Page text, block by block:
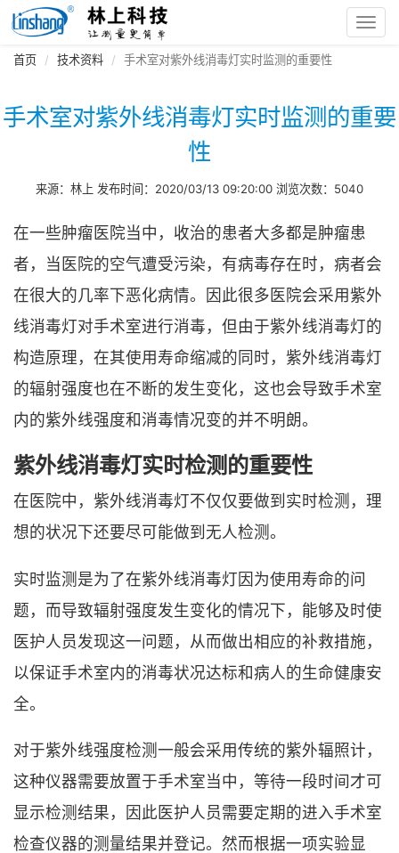
首页 技术资料 手术室对紫外线消毒灯实时监测的重要性
手术室对紫外线消毒灯实时监测的重要
性
来源：林上 发布时间：2020/03/13 09:20:00 浏览次数：5040
在一些肿瘤医院当中，收治的患者大多都是肿瘤患
者，当医院的空气遭受污染，有病毒存在时，病者会
在很大的几率下恶化病情。因此很多医院会采用紫外
线消毒灯对手术室进行消毒，但由于紫外线消毒灯的
构造原理，在其使用寿命缩减的同时，紫外线消毒灯
的辐射强度也在不断的发生变化，这也会导致手术室
内的紫外线强度和消毒情况变的并不明朗。
紫外线消毒灯实时检测的重要性
在医院中，紫外线消毒灯不仅仅要做到实时检测，理
想的状况下还要尽可能做到无人检测。
实时监测是为了在紫外线消毒灯因为使用寿命的问
题，而导致辐射强度发生变化的情况下，能够及时使
医护人员发现这一问题，从而做出相应的补救措施，
以保证手术室内的消毒状况达标和病人的生命健康安
全。
对于紫外线强度检测一般会采用传统的紫外辐照计，
这种仪器需要放置于手术室当中，等待一段时间才可
显示检测结果，因此医护人员需要定期的进入手术室
检查仪器的测量结果并登记。然而根据一项实验显